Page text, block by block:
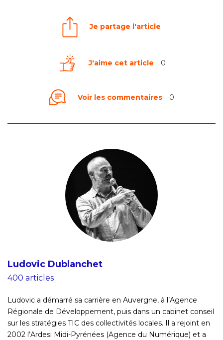
Je partage l'article
J'aime cet article 0
Voir les commentaires 0
Ludovic Dublanchet
400 articles
Ludovic a démarré sa carrière en Auvergne, à l’Agence
Régionale de Développement, puis dans un cabinet conseil
sur les stratégies TIC des collectivités locales. Il a rejoint en
2002 l’Ardesi Midi-Pyrénées (Agence du Numérique) et a